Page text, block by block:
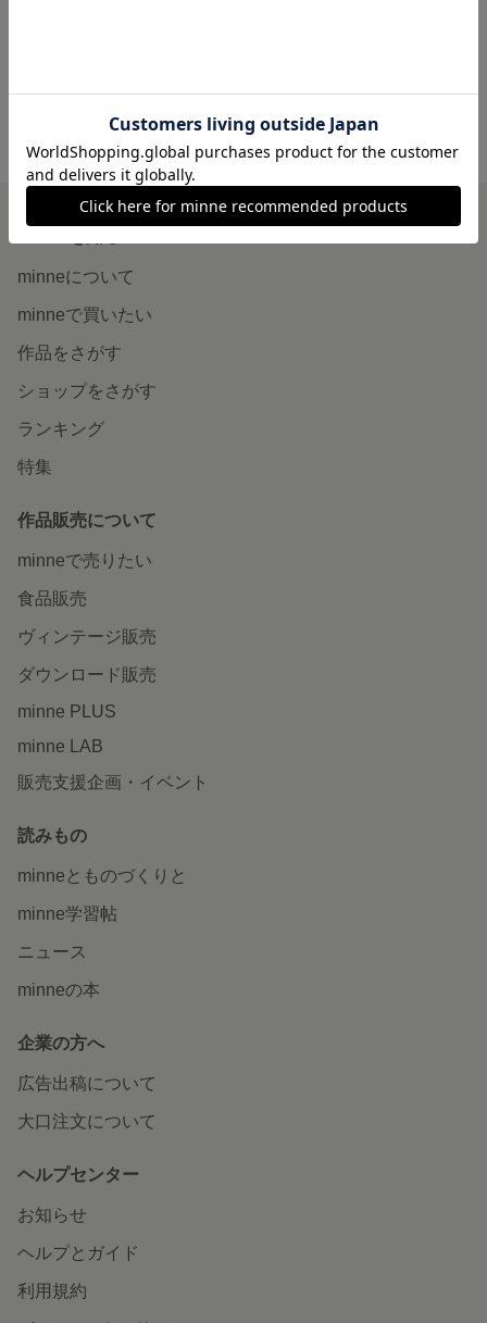
minne ホーム abuku circus の作品一覧
minneについて
minneで買いたい
作品をさがす
ショップをさがす
ランキング
特集
作品販売について
minneで売りたい
食品販売
ヴィンテージ販売
ダウンロード販売
minne PLUS
minne LAB
販売支援企画・イベント
読みもの
minneとものづくりと
minne学習帖
ニュース
minneの本
企業の方へ
広告出稿について
大口注文について
ヘルプセンター
お知らせ
ヘルプとガイド
利用規約